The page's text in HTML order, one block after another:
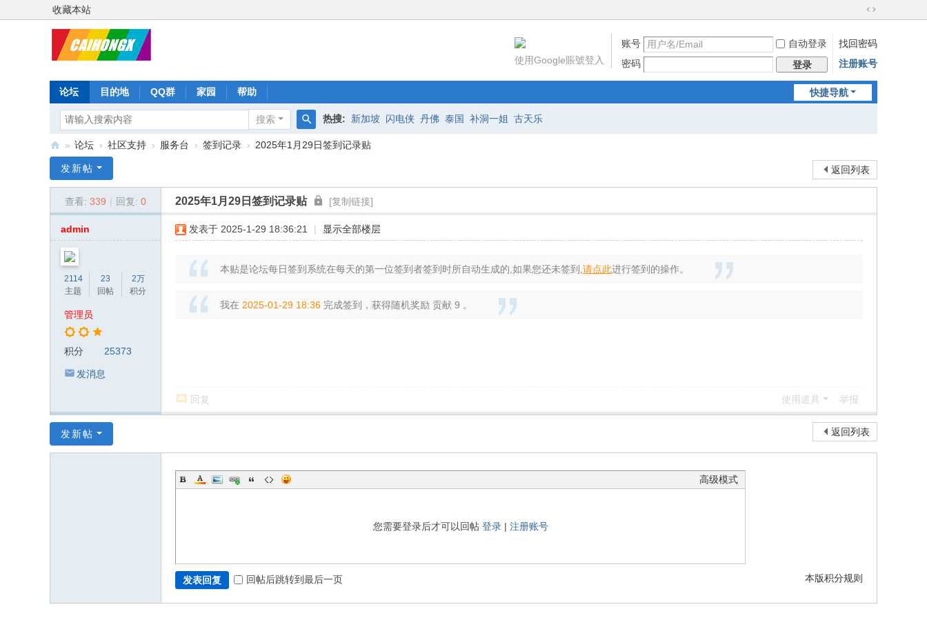
收藏本站
切
到
宽
版
账号 自动登录
找回密码
密码
登录 注册账号
使用Google賬號登入
快捷导航
论坛 目的地 QQ群 家园 帮助
搜索
搜
热搜: 新加坡 闪电侠 丹佛 泰国 补洞一姐 古天乐
虹
» 论坛 › 社区支持 › 服务台 › 签到记录 › 2025年1月29日签到记录贴
返回列表
发新帖
查看: 339 | 回复: 0 2025年1月29日签到记录贴 [复制链接]
admin
2114
主题
23
回帖
2万
积分
管理员
积分 25373
发消息
发表于 2025-1-29 18:36:21 | 显示全部楼层
本贴是论坛每日签到系统在每天的第一位签到者签到时所自动生成的,如果您还未签到, 请点此进行签到的操作。
我在 2025-01-29 18:36 完成签到，获得随机奖励 贡献 9 。
回复 使用道具 举报
返回列表
发新帖
高级模式
您需要登录后才可以回帖 登录| 注册账号
本版积分规则
发表回复 回帖后跳转到最后一页